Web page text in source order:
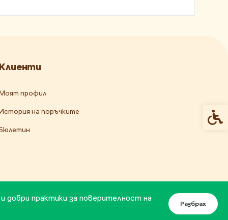
добри практики за поверителност на
Разбрах
профил
на поръчките